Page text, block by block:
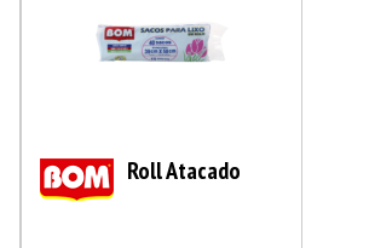
Roll Atacado